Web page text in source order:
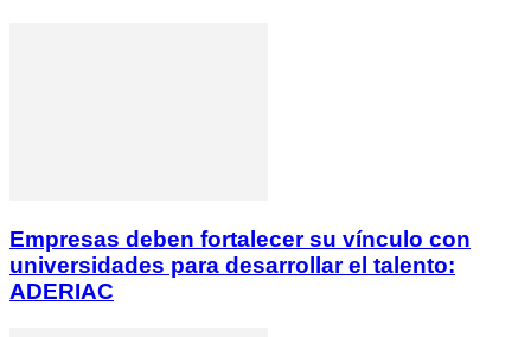
Empresas deben fortalecer su vínculo con
universidades para desarrollar el talento:
ADERIAC